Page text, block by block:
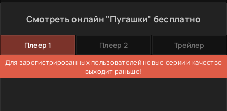
Смотреть онлайн "Пугашки" бесплатно
Плеер 1 Плеер 2 Трейлер
Для зарегистрированных пользователей новые серии и качество
выходит раньше!